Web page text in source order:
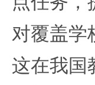
对覆盖学
这在我国